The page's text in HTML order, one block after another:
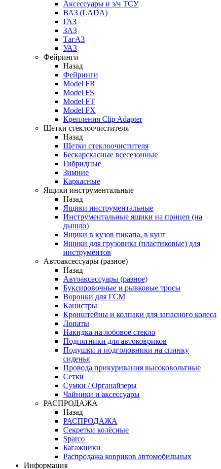
Аксессуары и з/ч ТСУ
ВАЗ (LADA)
ГАЗ
ЗАЗ
ТагАЗ
УАЗ
Фейринги
Назад
Фейринги
Model FR
Model FS
Model FT
Model FX
Крепления Clip Adapter
Щетки стеклоочистителя
Назад
Щетки стеклоочистителя
Бескарскасные всесезонные
Гибридные
Зимние
Каркасные
Ящики инструментальные
Назад
Ящики инструментальные
Инструментальные ящики на прицеп (на
дышло)
Ящики в кузов пикапа, в кунг
Ящики для грузовика (пластиковые) для
инструментов
Автоаксессуары (разное)
Назад
Автоаксессуары (разное)
Буксировочные и рывковые тросы
Воронки для ГСМ
Канистры
Кронштейны и колпаки для запасного колеса
Лопаты
Накидка на лобовое стекло
Подпятники для автоковриков
Подушки и подголовники на спинку
сиденья
Провода прикуривания высоковольтные
Сетки
Сумки / Органайзеры
Чайники и аксессуары
РАСПРОДАЖА
Назад
РАСПРОДАЖА
Секретки колёсные
Sparco
Багажники
Распродажа ковриков автомобильных
Информация